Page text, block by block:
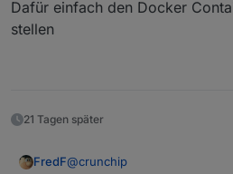
Dafür einfach den Docker
stellen
21 Tagen später
FredF@crunchip